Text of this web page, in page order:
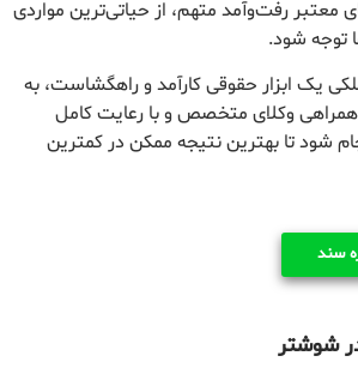
معتبر رفت‌وآمد متهم، از حیاتی‌ترین مواردی
توجه شود.
یک ابزار حقوقی کارآمد و راهگشاست، به
وکلای متخصص و با رعایت کامل
شود تا بهترین نتیجه ممکن در کمترین
سند
شوشتر